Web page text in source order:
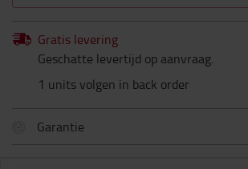
Gratis levering
Geschatte levertijd op aanvraag.
1 units volgen in back order
Garantie